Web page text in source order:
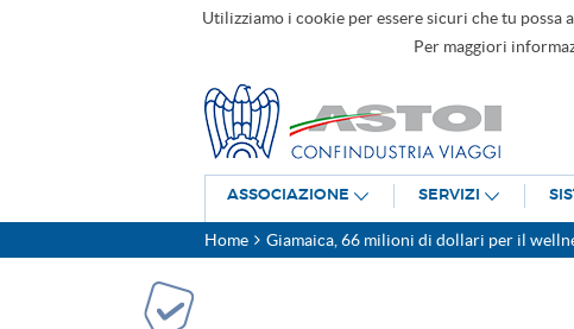
Utilizziamo i cookie per essere sicuri che tu possa
Per maggiori
ASSOCIAZIONE SERVIZI
Home Giamaica, 66 milioni di dollari per il